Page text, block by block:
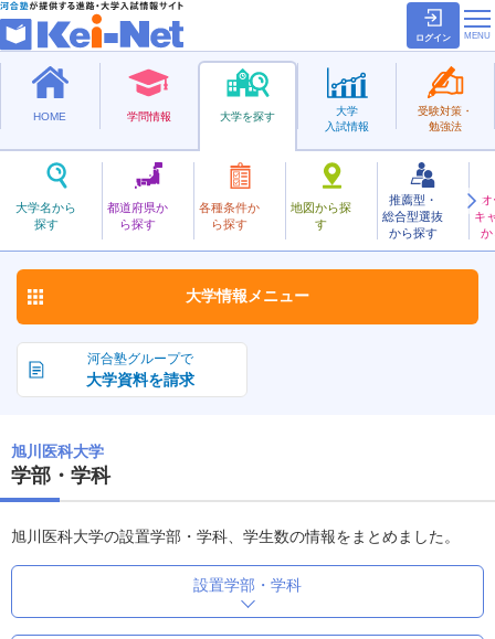
ログイン
HOME 学問情報 大学を探す
大学名から
探す
都道府県か
ら探す
各種条件か
ら探す
地図から探
す
推薦型・
総合型選抜
から探す
キ
か
大学
入試情報
受験対策・
勉強法
国立
あさひかわいか
旭川医科大学 お気に入り
河合塾グループで
大学資料を請求
大学情報 メニュー
旭川医科大学
学部・学科
旭川医科大学の設置学部・学科、学生数の情報をまとめました。
設置学部・学科